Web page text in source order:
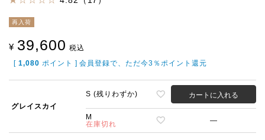
再入荷
¥ 39,600 税込
[ 1,080 ポイント ] 会員登録で、ただ今3％ポイント還元
グレイスカイ
S (残りわずか) カートに入れる
M
在庫切れ
—